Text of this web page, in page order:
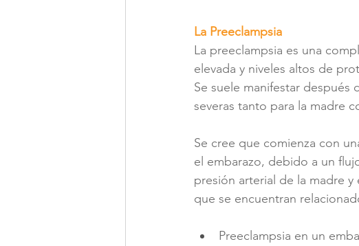
La Preeclampsia
La preeclampsia es una
elevada y niveles altos de
Se suele manifestar después
severas tanto para la madre
Se cree que comienza con
el embarazo, debido a un
presión arterial de la madre
que se encuentran
Preeclampsia en un